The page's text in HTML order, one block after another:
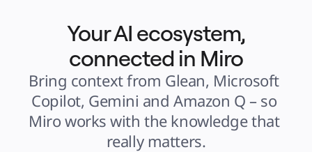
Your AI ecosystem,
connected in Miro
Bring context from Glean, Microsoft
Copilot, Gemini and Amazon Q – so
Miro works with the knowledge that
really matters.